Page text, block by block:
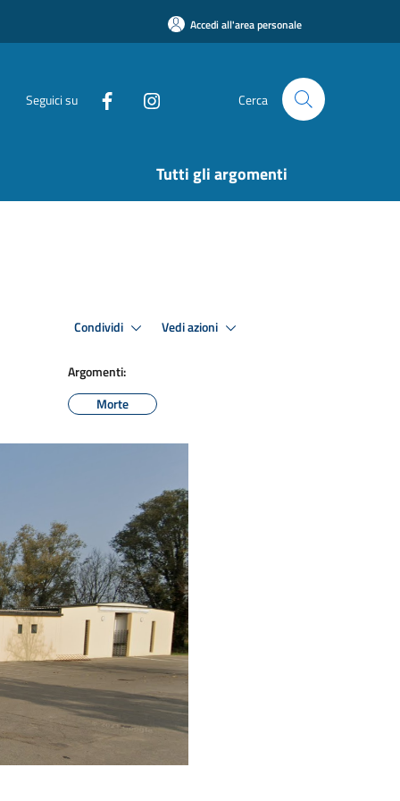
Accedi all'area personale
Seguici su Cerca
Tutti gli argomenti
Condividi Vedi azioni
Argomenti:
Morte